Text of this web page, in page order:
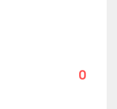
0